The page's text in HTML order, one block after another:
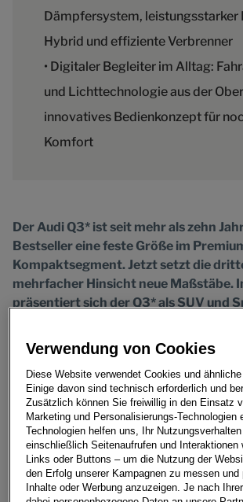
Dämpfersystem, leistungsstarker
Hybrid und effiziente Verbrenner
• Digitaler Begleiter im Alltag:
und Lichttechnologie aus der
innovatives Bedienkonzept für
Komfort
Der Audi Q3* ist seit mehr als zehn
Bestseller eine feste Größe im
Kompaktsegment. Jetzt setzt die
mehrfacher Hinsicht neue Maßstäbe.
präsentiert sich der Q3* als SUV und
Funktionen lassen den Audi Q3* zum
Begleiter werden. Sie sorgen für ein
Bedienerlebnis und zudem durch
Assistenzsysteme für mehr Komfort
für die fahrende Person und andere
Verkehrsteilnehmende. Neben dem
Fahrwerk steigert auch die
den Kundennutzen. So sind ein hohes
Personalisierung und adaptive,
Verwendung von Cookies
Diese Website verwendet Cookies und
Einige davon sind technisch erforderlich und
Zusätzlich können Sie freiwillig in den Einsatz
Marketing und Personalisierungs-Technologien
Technologien helfen uns, Ihr
einschließlich Seitenaufrufen und Interaktionen
Links oder Buttons – um die Nutzung der
den Erfolg unserer Kampagnen zu messen und
Inhalte oder Werbung anzuzeigen. Je nach